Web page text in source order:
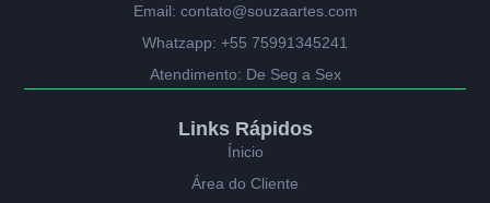
Email: contato@souzaartes.com
Whatzapp: +55 75991345241
Atendimento: De Seg a Sex
Links Rápidos
Ínicio
Área do Cliente